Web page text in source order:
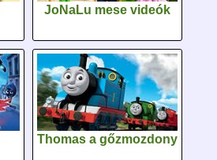
JoNaLu mese videók
Thomas a gőzmozdony